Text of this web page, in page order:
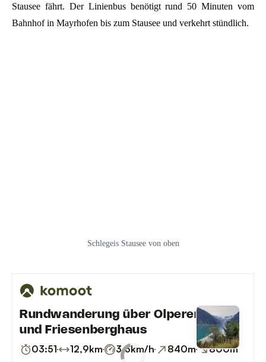
Stausee fährt. Der Linienbus benötigt rund 50 Minuten vom
Bahnhof in Mayrhofen bis zum Stausee und verkehrt stündlich.
Schlegeis Stausee von oben